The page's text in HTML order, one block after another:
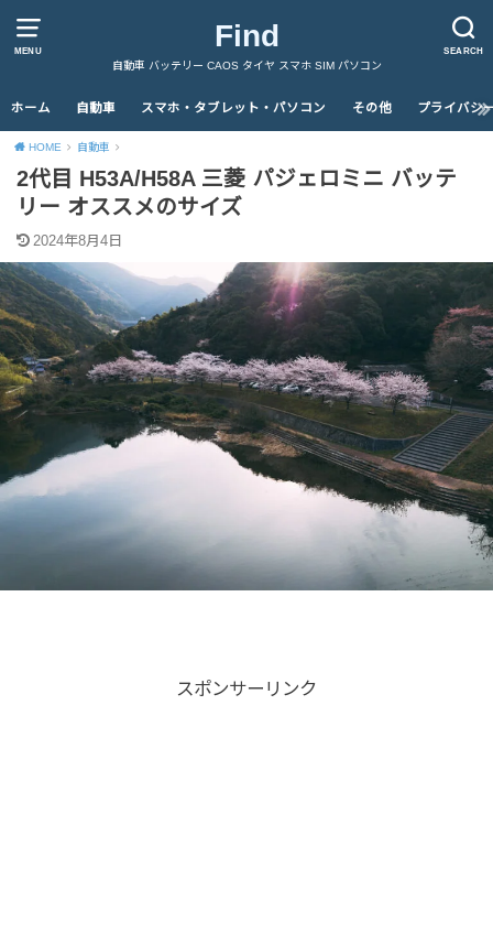
MENU SEARCH
Find
自動車 バッテリー CAOS タイヤ スマホ SIM パソコン
ホーム 自動車 スマホ・タブレット・パソコン その他 プライバシ
HOME 自動車
2代目 H53A/H58A 三菱 パジェロミニ バッテ
リー オススメのサイズ
2024年8月4日
スポンサーリンク